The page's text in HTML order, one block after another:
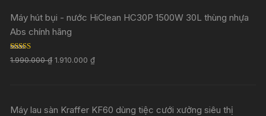
Máy hút bụi - nước HiClean HC30P 1500W 30L thùng nhựa
Abs chính hãng
Rated 5.00
out of 5
1.990.000₫ 1.910.000₫
Máy lau sàn Kraffer KF60 dùng tiệc cưới xưởng siêu thị